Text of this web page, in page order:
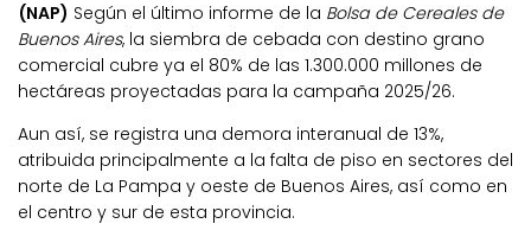
(NAP) Según el último informe de la Bolsa de Cereales de
Buenos Aires, la siembra de cebada con destino grano
comercial cubre ya el 80% de las 1.300.000 millones de
hectáreas proyectadas para la campaña 2025/26.
Aun así, se registra una demora interanual de 13%,
atribuida principalmente a la falta de piso en sectores del
norte de La Pampa y oeste de Buenos Aires, así como en
el centro y sur de esta provincia.